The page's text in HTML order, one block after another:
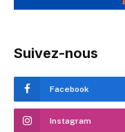
Suivez-nous
Facebook
Instagram